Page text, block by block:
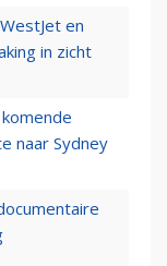
en
in zicht
naar Sydney